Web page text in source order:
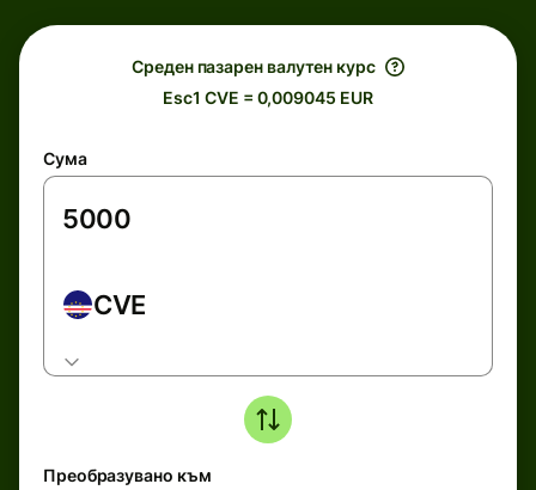
Среден пазарен валутен курс
Esc1 CVE = 0,009045 EUR
Сума
CVE
Преобразувано към